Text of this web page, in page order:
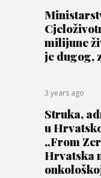
milijune
je dugog,
3 years ago
Struka,
u
„From
Hrvatska